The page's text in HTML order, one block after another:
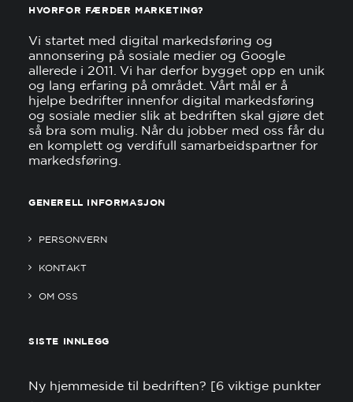
HVORFOR FÆRDER MARKETING?
Vi startet med digital markedsføring og
annonsering på sosiale medier og Google
allerede i 2011. Vi har derfor bygget opp en unik
og lang erfaring på området. Vårt mål er å
hjelpe bedrifter innenfor digital markedsføring
og sosiale medier slik at bedriften skal gjøre det
så bra som mulig. Når du jobber med oss får du
en komplett og verdifull samarbeidspartner for
markedsføring.
GENERELL INFORMASJON
PERSONVERN
KONTAKT
OM OSS
SISTE INNLEGG
Ny hjemmeside til bedriften? [6 viktige punkter